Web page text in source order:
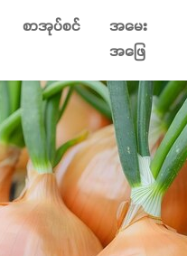
စာအုပ်စင်
အမေး
အဖြေ